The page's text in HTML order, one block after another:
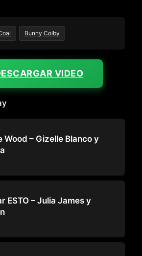
Bunny Colby
VIDEO
Wood – Gizelle Blanco y
ESTO – Julia James y